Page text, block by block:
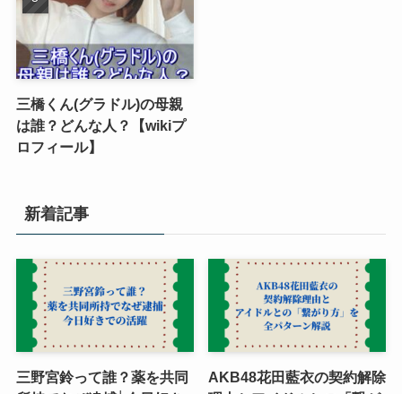
三橋くん(グラドル)の母親
は誰？どんな人？【wikiプ
ロフィール】
新着記事
三野宮鈴って誰？薬を共同
AKB48花田藍衣の契約解除